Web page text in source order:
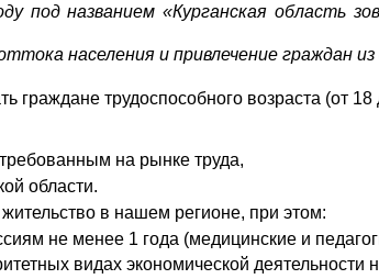
под названием «Курганская область
населения и привлечение граждан
граждане трудоспособного возраста (от
на рынке труда,
области.
в нашем регионе, при этом:
не менее 1 года (медицинские и
видах экономической деятельности